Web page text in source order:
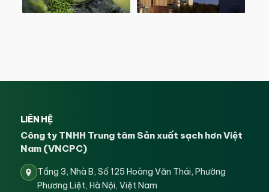
LIÊN HỆ
Công ty TNHH Trung tâm Sản xuất sạch hơn Việt
Nam (VNCPC)
Tầng 3, Nhà B, Số 125 Hoàng Văn Thái, Phường
Phương Liệt, Hà Nội, Việt Nam